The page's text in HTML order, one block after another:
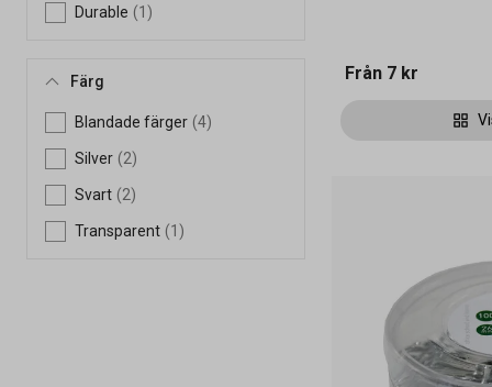
Durable (1)
Färg
Blandade färger (4)
Silver (2)
Svart (2)
Transparent (1)
Från 7 kr